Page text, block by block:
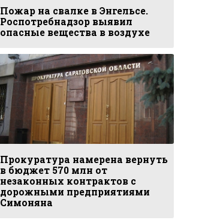
Пожар на свалке в Энгельсе.
Роспотребнадзор выявил
опасные вещества в воздухе
Прокуратура намерена вернуть
в бюджет 570 млн от
незаконных контрактов с
дорожными предприятиями
Симоняна